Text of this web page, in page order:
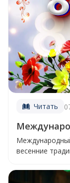
Читать
весенние